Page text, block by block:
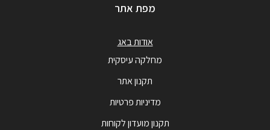
מפת אתר
אודות באג
מחלקה עיסקית
תקנון אתר
מדיניות פרטיות
תקנון מועדון לקוחות